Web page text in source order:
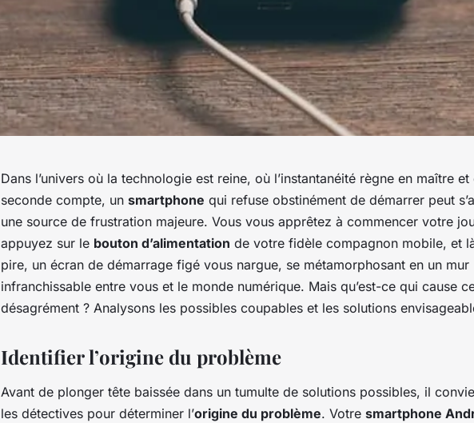
Dans l’univers où la technologie est reine, où l’instantanéité règne en maître
seconde compte, un smartphone qui refuse obstinément de démarrer peut
une source de frustration majeure. Vous vous apprêtez à commencer votre
appuyez sur le bouton d’alimentation de votre fidèle compagnon mobile, et
pire, un écran de démarrage figé vous nargue, se métamorphosant en un mur
infranchissable entre vous et le monde numérique. Mais qu’est-ce qui cause
désagrément ? Analysons les possibles coupables et les solutions
Identifier l’origine du problème
Avant de plonger tête baissée dans un tumulte de solutions possibles, il
les détectives pour déterminer l’origine du problème. Votre smartphone